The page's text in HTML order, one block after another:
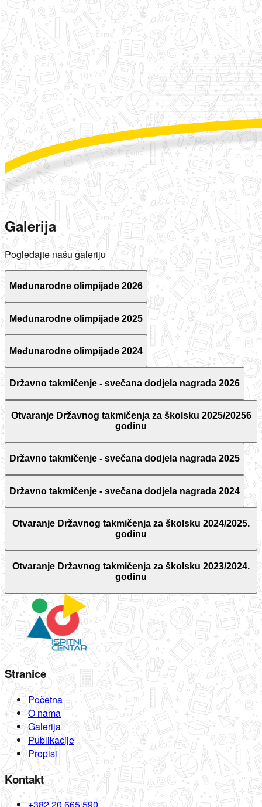
Galerija
Pogledajte našu galeriju
Međunarodne olimpijade 2026
Međunarodne olimpijade 2025
Međunarodne olimpijade 2024
Državno takmičenje - svečana dodjela nagrada 2026
Otvaranje Državnog takmičenja za školsku 2025/20256
godinu
Državno takmičenje - svečana dodjela nagrada 2025
Državno takmičenje - svečana dodjela nagrada 2024
Otvaranje Državnog takmičenja za školsku 2024/2025.
godinu
Otvaranje Državnog takmičenja za školsku 2023/2024.
godinu
Stranice
Početna
O nama
Galerija
Publikacije
Propisi
Kontakt